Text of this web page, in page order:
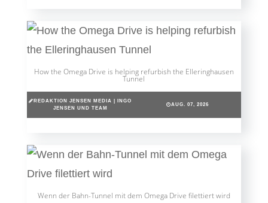
How the Omega Drive is helping refurbish the Elleringhausen
Tunnel
REDAKTION JENSEN MEDIA | INGO
JENSEN UND TEAM
AUG. 07, 2026
Wenn der Bahn-Tunnel mit dem Omega Drive filettiert wird